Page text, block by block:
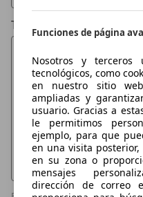
Tu mensaje
Funciones de página
Nosotros y terceros
tecnológicos, como
en nuestro sitio
ampliadas y
usuario. Gracias a
le permitimos
ejemplo, para que
en una visita
en su zona o
mensajes
dirección de correo